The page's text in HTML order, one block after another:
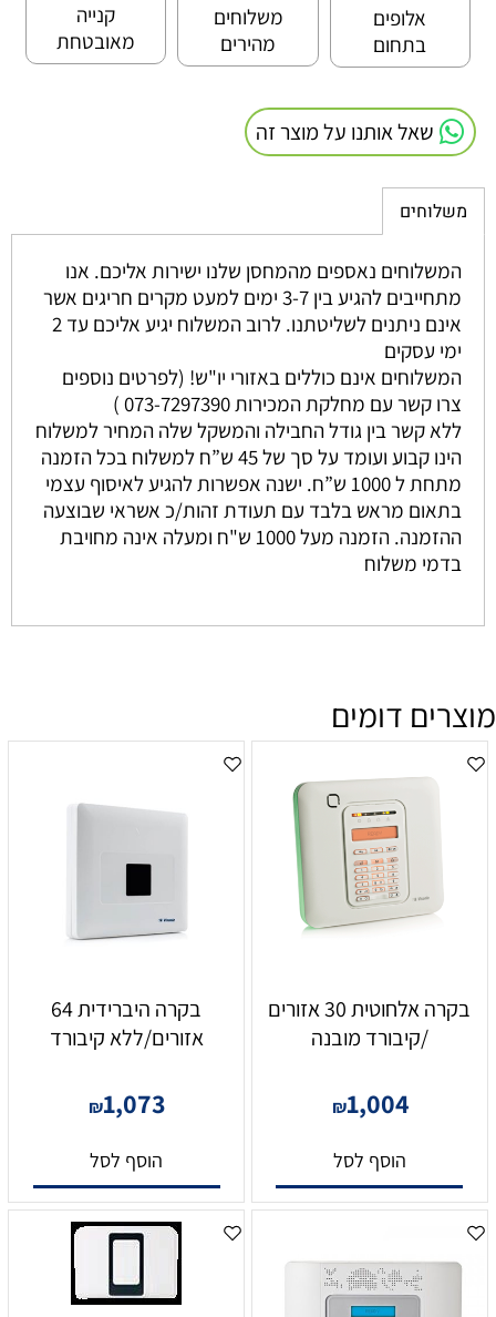
אלופים
בתחום
משלוחים
מהירים
קנייה
מאובטחת
שאל אותנו על מוצר זה
משלוחים
המשלוחים נאספים מהמחסן שלנו ישירות אליכם. אנו
מתחייבים להגיע בין 3-7 ימים למעט מקרים חריגים אשר
אינם ניתנים לשליטתנו. לרוב המשלוח יגיע אליכם עד 2
ימי עסקים
המשלוחים אינם כוללים באזורי יו"ש! (לפרטים נוספים
צרו קשר עם מחלקת המכירות 073-7297390 )
ללא קשר בין גודל החבילה והמשקל שלה המחיר למשלוח
הינו קבוע ועומד על סך של 45 ש”ח למשלוח בכל הזמנה
מתחת ל 1000 ש”ח. ישנה אפשרות להגיע לאיסוף עצמי
בתאום מראש בלבד עם תעודת זהות/כ אשראי שבוצעה
ההזמנה. הזמנה מעל 1000 ש"ח ומעלה אינה מחויבת
בדמי משלוח
מוצרים דומים
בקרה אלחוטית 30 אזורים
/קיבורד מובנה
₪1,004
הוסף לסל
בקרה היברידית 64
אזורים/ללא קיבורד
₪1,073
הוסף לסל